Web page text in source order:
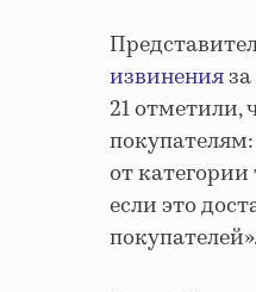
извинения
21 отметили,
от
если это